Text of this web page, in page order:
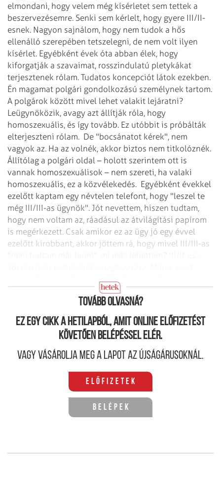
elmondani, hogy velem még kísérletet sem tettek a
beszervezésemre. Senki sem kérlelt, hogy gyere III/II-
esnek. Nagyon sajnálom, hogy nem tudok a hős
ellenálló szerepében tetszelegni, de nem volt ilyen
kísérlet. Egyébként évek óta abban élek, hogy
kiforgatják a szavaimat, rosszindulatú pletykákat
terjesztenek rólam. Tudatos koncepciót látok ezekben.
Én magamat polgári gondolkozású személynek tartom.
A polgárok között mivel lehet valakit lejáratni?
Leügynöközik, avagy azt állítják róla, hogy
homoszexuális, és így tovább. Ez utóbbit is próbálták
elterjeszteni rólam. De "bocsánatot kérek", nem
vagyok az. Ha az volnék, akkor biztos nem titkolóznék.
Állítólag a polgári oldal – holott szerintem ott is
vannak homoszexuálisok – nem szereti, ha valaki
homoszexuális, ez a közvélekedés. Egyébként évekkel
ezelőtt kaptam egy névtelen telefont, hogy "leszel te
még III/III-as ügynök". Jót nevettem, hiszen tudtam,
hogy nem voltam az, ráadásul az átvilágítási papírom
is megérkezett. Csak amikor ez az ügy jó egy évvel
ezelőtt kirobbant, akkor jöttem rá, hogy mivel III/III-as
Tovább olvasná?
Ez egy cikk a hetilapból, amit online előfizetést
követően belépéssel elér.
Vagy vásárolja meg a lapot az újságárusoknál.
Előfizetek
Belépek